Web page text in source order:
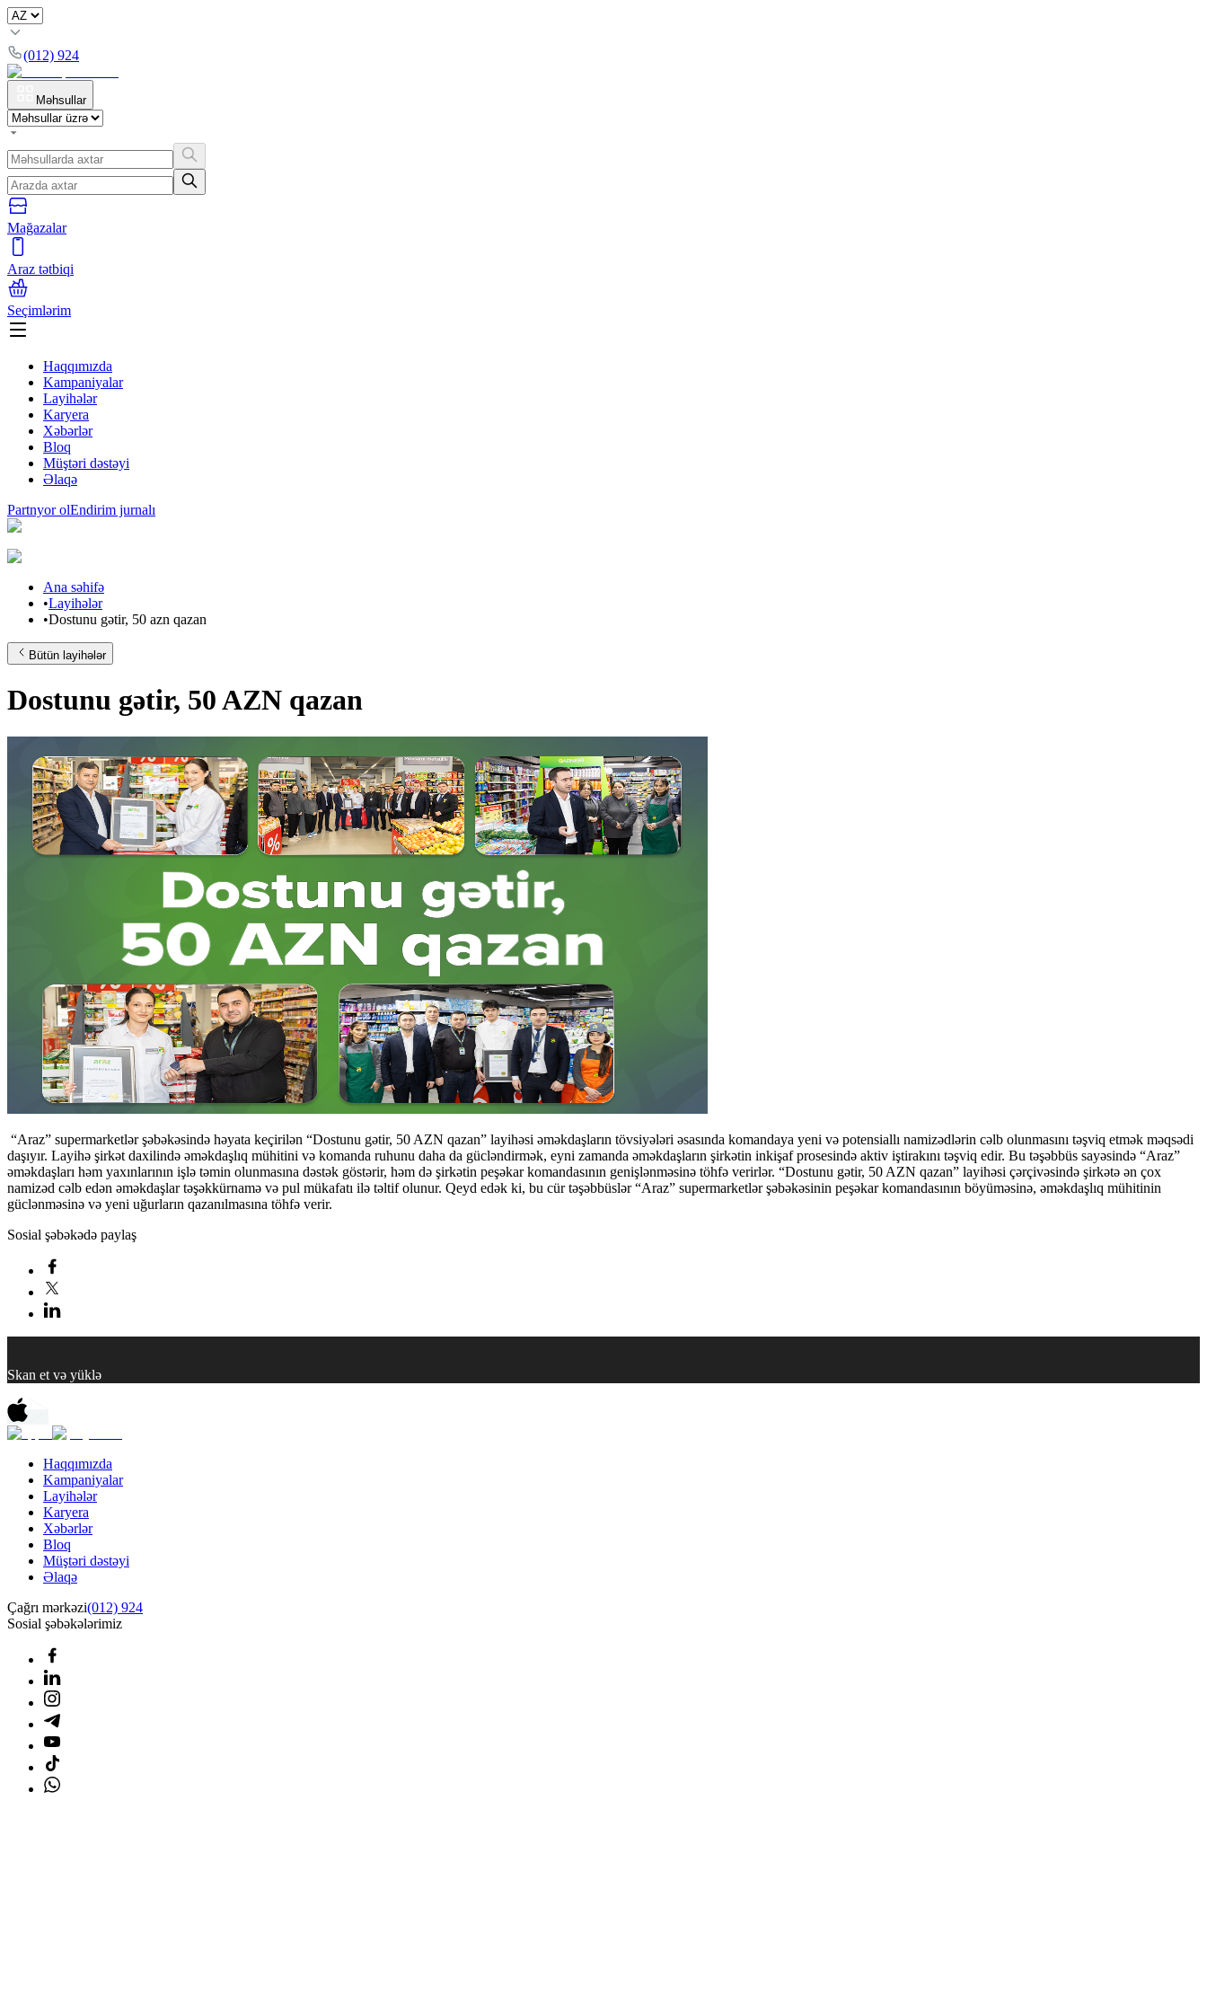
(012) 924
Məhsullar
Mağazalar
Araz tətbiqi
Seçimlərim
Haqqımızda
Kampaniyalar
Layihələr
Karyera
Xəbərlər
Bloq
Müştəri dəstəyi
Əlaqə
Partnyor olEndirim jurnalı
Ana səhifə
•Layihələr
•Dostunu gətir, 50 azn qazan
Bütün layihələr
Dostunu gətir, 50 AZN qazan
“Araz” supermarketlər şəbəkəsində həyata keçirilən “Dostunu gətir, 50 AZN qazan” layihəsi əməkdaşların tövsiyələri əsasında komandaya yeni və potensiallı namizədlərin cəlb olunmasını təşviq etmək məqsədi
daşıyır. Layihə şirkət daxilində əməkdaşlıq mühitini və komanda ruhunu daha da gücləndirmək, eyni zamanda əməkdaşların şirkətin inkişaf prosesində aktiv iştirakını təşviq edir. Bu təşəbbüs sayəsində “Araz”
əməkdaşları həm yaxınlarının işlə təmin olunmasına dəstək göstərir, həm də şirkətin peşəkar komandasının genişlənməsinə töhfə verirlər. “Dostunu gətir, 50 AZN qazan” layihəsi çərçivəsində şirkətə ən çox
namizəd cəlb edən əməkdaşlar təşəkkürnamə və pul mükafatı ilə təltif olunur. Qeyd edək ki, bu cür təşəbbüslər “Araz” supermarketlər şəbəkəsinin peşəkar komandasının böyüməsinə, əməkdaşlıq mühitinin
güclənməsinə və yeni uğurların qazanılmasına töhfə verir.
Sosial şəbəkədə paylaş
Skan et və yüklə
Haqqımızda
Kampaniyalar
Layihələr
Karyera
Xəbərlər
Bloq
Müştəri dəstəyi
Əlaqə
Çağrı mərkəzi(012) 924
Sosial şəbəkələrimiz